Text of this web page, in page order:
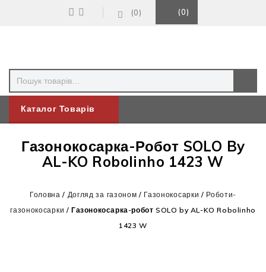
0 0
Каталог Товарів
Газонокосарка-Робот SOLO By
AL-KO Robolinho 1423 W
Головна / Догляд за газоном / Газонокосарки / Роботи-
газонокосарки /Газонокосарка-робот SOLO by AL-KO Robolinho
1423 W